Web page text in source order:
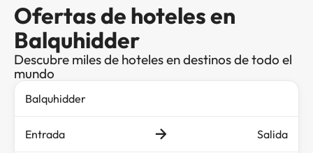
Ofertas de hoteles en
Balquhidder
Descubre miles de hoteles en destinos de todo el
mundo
Entrada Salida